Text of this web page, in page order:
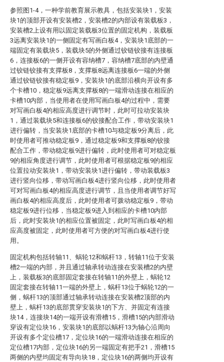
参照图1-4，一种学前教育展示教具，包括安装块1，安装
块1的顶部开设有安装槽2，安装槽2的内部设有装载板3，
安装槽2上设有用以固定装载板3位置的固定机构，装载板
3远离安装块1的一侧固定有写画白板4，安装块1底部的一
端固定有装载块5，装载块5的外侧通过铰链铰接有连接板
6，连接板6的一侧开设有容纳槽7，容纳槽7底部的内壁通
过铰链铰接有支撑板8，支撑板8远离连接板6一端的外侧
通过铰链铰接有稳定板9，安装块1的底部沿横向开设有多
个卡槽10，稳定板9远离支撑板8的一端滑动连接在相应的
卡槽10内部，当使用者在使用写画白板4的过程中，需要
对写画白板4的相应高度进行调节时，此时可拉动安装块
1，通过装载块5和连接板6的铰接配合工作，带动安装块1
进行偏转，当安装块1底部的卡槽10与稳定板9分离后，此
时使用者可推动稳定板9，通过稳定板9和支撑板8的铰接
配合工作，带动稳定板9进行偏转，此时使用者可对稳定板
9的相应角度进行调节，此时使用者可根据稳定板9的相应
位置拉动安装块1，带动安装块1进行偏转，带动装载板3
进行竖向位移，带动写画白板4进行竖向位移，此时使用者
可对写画白板4的相应高度进行调节，且当使用者调节好写
画白板4的相应高度后，此时使用者可拨动稳定板9，带动
稳定板9进行位移，当稳定板9进入到相应的卡槽10内部
后，此时安装块1的相应位置被固定，此时写画白板4的相
应高度被固定，此时使用者可方便的对写画白板4进行使
用。
固定机构包括转轴11、蜗轮12和蜗杆13，转轴11位于安装
槽2一端的内部，并且通过轴承转动连接在安装槽2的内壁
上，装载板3的底部固定套接在转轴11的外壁上，蜗轮12
固定套接在转轴11一端的外壁上，蜗杆13位于蜗轮12的一
侧，蜗杆13的顶部通过轴承转动连接在安装槽2顶部的内
壁上，蜗杆13的底部贯穿安装块1的下方、并固定有连接
块14，连接块14的一端开设有滑槽15，滑槽15的内部滑动
穿设有定位块16，安装块1的底部以蜗杆13为轴心沿周向
开设有多个定位槽17，定位块16的一端滑动连接在相应的
定位槽17内部，定位块16的另一端固定有把手21，滑槽15
两侧的内壁均固定有导向块18，定位块16的两侧均开设有